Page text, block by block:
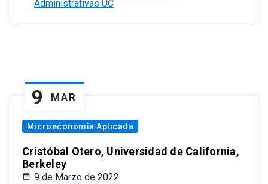
Administrativas UC
9 MAR
Microeconomía Aplicada
Cristóbal Otero, Universidad de California,
Berkeley
9 de Marzo de 2022